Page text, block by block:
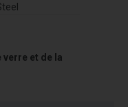
verre et de la